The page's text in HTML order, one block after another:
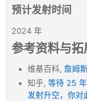
预计发射时间
2024 年
参考资料与拓
维基百科, 詹姆
知乎, 等待 25
发射升空，你对